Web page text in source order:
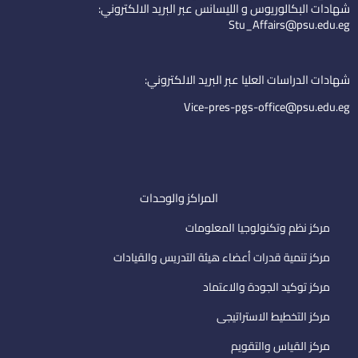
e
i
l
b
d
شهادات البكالوريوس و الليسانس عبر البريد الالكتروني:
Stu_Affairs@psu.edu.eg
شهادات الدراسات العليا عبر البريد الالكتروني:
Vice-pres-pgs-office@psu.edu.eg
المراكز والوحدات
مركز نظم وتكنولوجيا المعلومات
مركز تنمية قدرات أعضاء هيئة التدريس والقيادات
مركز توكيد الجودة والاعتماد
مركز التخطيط الاستراتيجى
مركز القياس والتقويم